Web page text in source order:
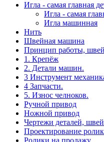
Игла - самая главная
Игла - самая
Игла машинная
Нить
Швейная машина
Принцип работы,
1. Крепёж
2. Детали машин.
3 Инструмент
4 Запчасти.
5. Износ челноков.
Ручной привод
Ножной привод
Чертежи деталей,
Проектирование
Ролики на продажу